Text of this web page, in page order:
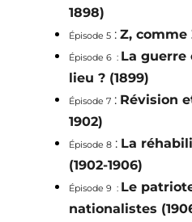
1898)
Épisode 5 : Z, comme
Épisode 6 : La guerre
lieu ? (1899)
Épisode 7 : Révision
1902)
Épisode 8 : La
(1902-1906)
Épisode 9 : Le
nationalistes